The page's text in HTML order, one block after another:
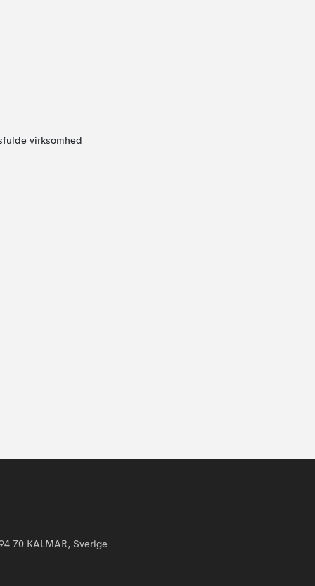
virksomhed
70 KALMAR, Sverige